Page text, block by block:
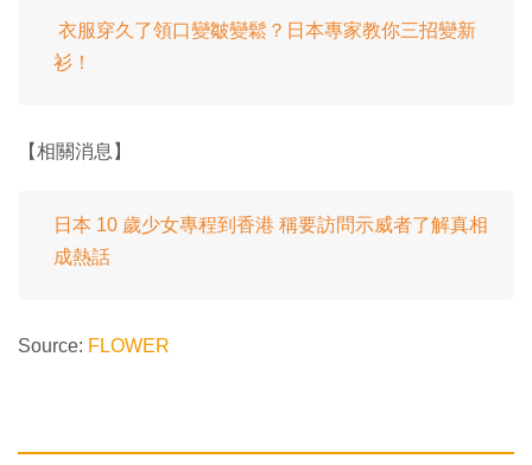
衣服穿久了領口變皺變鬆？日本專家教你三招變新
衫！
【相關消息】
日本 10 歲少女專程到香港 稱要訪問示威者了解真相
成熱話
Source: FLOWER